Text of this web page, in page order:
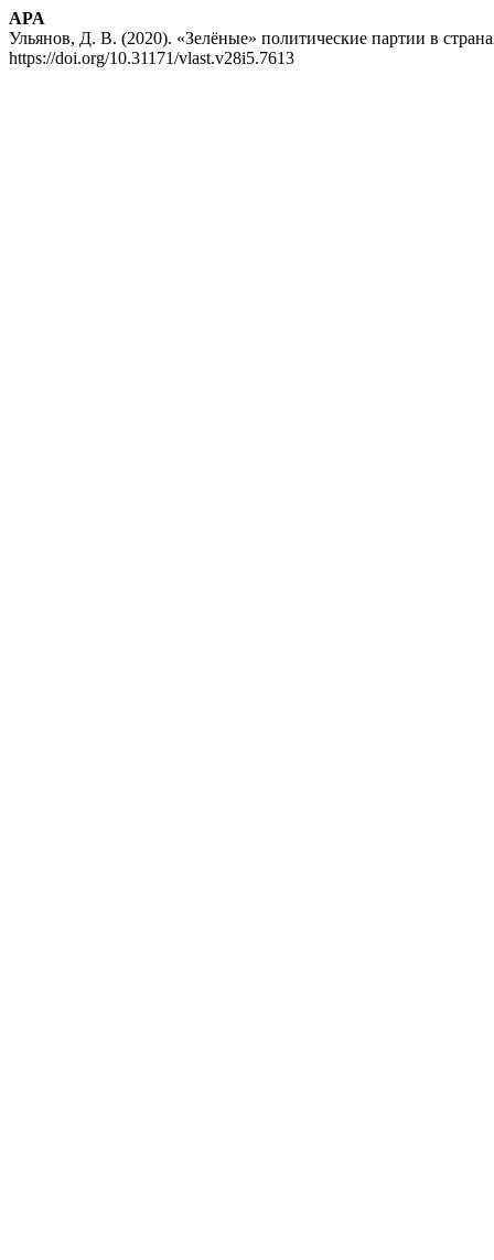
APA
Ульянов, Д. В. (2020). «Зелёные» политические партии в
https://doi.org/10.31171/vlast.v28i5.7613